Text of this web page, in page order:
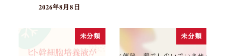
2026年8月8日
未分類 未分類